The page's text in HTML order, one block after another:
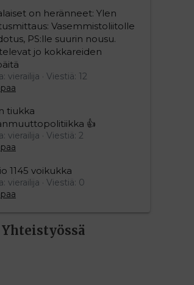
on heränneet: Ylen
Vasemmistoliitolle
PS:lle suurin nousu.
jo kokkareiden
vierailija
Viestiä: 12
tiukka
👍
vierailija
Viestiä: 2
1145 voikukka
vierailija
Viestiä: 0
Yhteistyössä